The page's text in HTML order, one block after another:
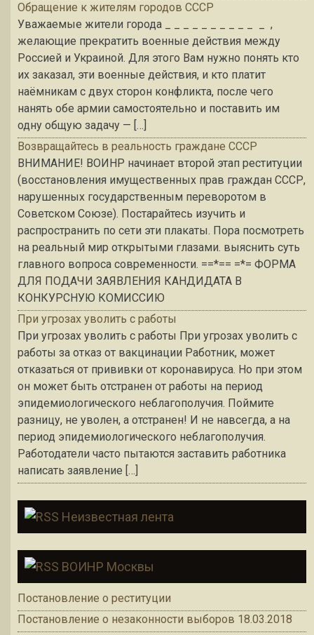
Обращение к жителям городов СССР
Уважаемые жители города _ _ _ _ _ _ _ _ _ _ _ ,
желающие прекратить военные действия между
Россией и Украиной. Для этого Вам нужно понять кто
их заказал, эти военные действия, и кто платит
наёмникам с двух сторон конфликта, после чего
нанять обе армии самостоятельно и поставить им
одну общую задачу — […]
Возвращайтесь в реальность граждане СССР
ВНИМАНИЕ! ВОИНР начинает второй этап реституции
(восстановления имущественных прав граждан СССР,
нарушенных государственным переворотом в
Советском Союзе). Постарайтесь изучить и
распространить по сети эти плакаты. Пора посмотреть
на реальный мир открытыми глазами. выяснить суть
главного вопроса современности. ==*== =*= ФОРМА
ДЛЯ ПОДАЧИ ЗАЯВЛЕНИЯ КАНДИДАТА В
КОНКУРСНУЮ КОМИССИЮ
При угрозах уволить с работы
При угрозах уволить с работы При угрозах уволить с
работы за отказ от вакцинации Работник, может
отказаться от прививки от коронавируса. Но при этом
он может быть отстранен от работы на период
эпидемиологического неблагополучия. Поймите
разницу, не уволен, а отстранен! И не навсегда, а на
период эпидемиологического неблагополучия.
Работодатели часто пытаются заставить работника
написать заявление […]
Неизвестная лента
ВОИНР Москвы
Постановление о реституции
Постановление о незаконности выборов 18.03.2018